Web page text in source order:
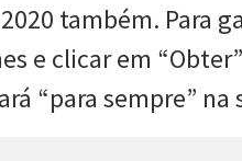
também. Para
e clicar em
“para sempre” na